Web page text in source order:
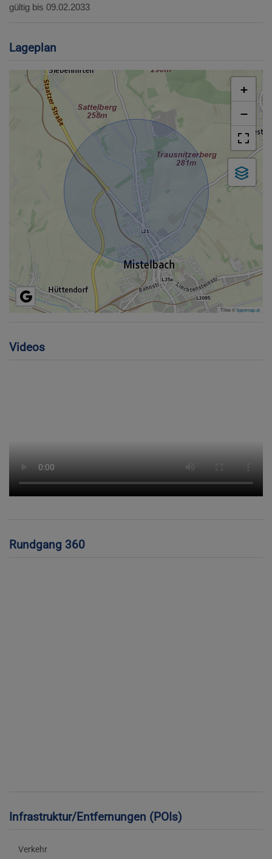
gültig bis 09.02.2033
Lageplan
+
−
Tiles ©basemap.at
Videos
Rundgang 360
Infrastruktur/Entfernungen (POIs)
Verkehr